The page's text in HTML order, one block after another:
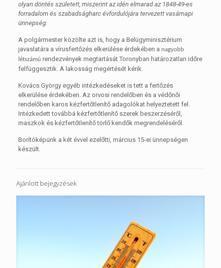
olyan döntés született, miszerint az idén elmarad az 1848-49-es
forradalom és szabadságharc évfordulójára tervezett vasárnapi
ünnepség.
A polgármester közölte azt is, hogy a Belügyminisztérium
javaslatára a vírusfertőzés elkerülése érdekében a nagyobb
létszámú rendezvények megtartását Toronyban határozatlan időre
felfüggesztik. A lakosság megértését kérik.
Kovács György egyéb intézkedéseket is tett a fertőzés
elkerülése érdekében. Az orvosi rendelőben és a védőnői
rendelőben karos kézfertőtlenítő adagolókat helyeztetett fel.
Intézkedett továbbá kézfertőtlenítő szerek beszerzéséről,
maszkok és kézfertőtlenítő törlő kendők megrendeléséről.
Borítóképünk a két évvel ezelőtti, március 15-ei ünnepségen
készült.
Ajánlott bejegyzések